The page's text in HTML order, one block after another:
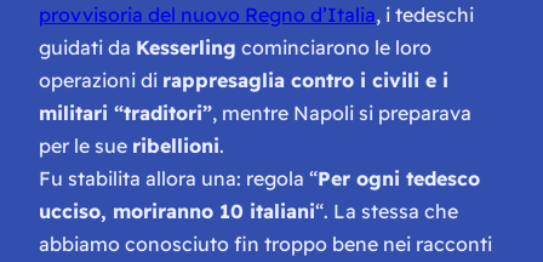
provvisoria del nuovo Regno d’Italia, i tedeschi
guidati da Kesserling cominciarono le loro
operazioni di rappresaglia contro i civili e i
militari “traditori”, mentre Napoli si preparava
per le sue ribellioni.
Fu stabilita allora una: regola “Per ogni tedesco
ucciso, moriranno 10 italiani“. La stessa che
abbiamo conosciuto fin troppo bene nei racconti